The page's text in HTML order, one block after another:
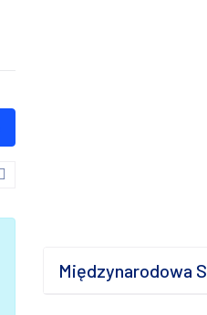
Międzynarodowa